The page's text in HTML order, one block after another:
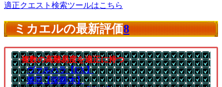
適正クエスト検索ツールはこちら
ミカエルの最新評価8
複数の高難易度を適正に持つ
└ヴァルハラ【EX】
└禁忌【深淵/木】